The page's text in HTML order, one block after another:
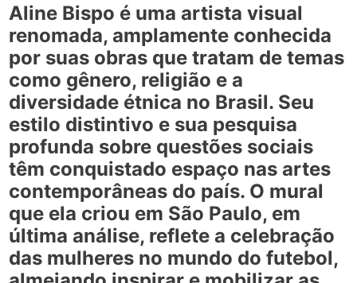
Aline Bispo é uma artista visual
renomada, amplamente conhecida
por suas obras que tratam de temas
como gênero, religião e a
diversidade étnica no Brasil. Seu
estilo distintivo e sua pesquisa
profunda sobre questões sociais
têm conquistado espaço nas artes
contemporâneas do país. O mural
que ela criou em São Paulo, em
última análise, reflete a celebração
das mulheres no mundo do futebol,